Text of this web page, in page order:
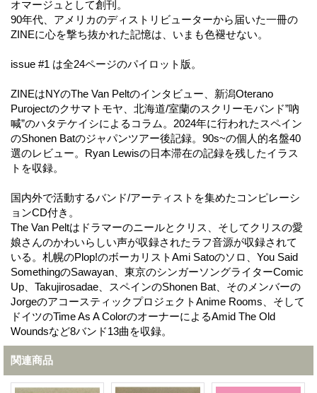
オマージュとして創刊。
90年代、アメリカのディストリビューターから届いた一冊の
ZINEに心を撃ち抜かれた記憶は、いまも色褪せない。
issue #1 は全24ページのパイロット版。
ZINEはNYのThe Van Peltのインタビュー、新潟Oterano
Purojectのクサマトモヤ、北海道/室蘭のスクリーモバンド”吶
喊”のハタテケイシによるコラム。2024年に行われたスペイン
のShonen Batのジャパンツアー後記録。90s~の個人的名盤40
選のレビュー。Ryan Lewisの日本滞在の記録を残したイラス
トを収録。
国内外で活動するバンド/アーティストを集めたコンピレーシ
ョンCD付き。
The Van Peltはドラマーのニールとクリス、そしてクリスの愛
娘さんのかわいらしい声が収録されたラフ音源が収録されて
いる。札幌のPlop!のボーカリストAmi Satoのソロ、You Said
SomethingのSawayan、東京のシンガーソングライターComic
Up、Takujirosadae、スペインのShonen Bat、そのメンバーの
JorgeのアコースティックプロジェクトAnime Rooms、そして
ドイツのTime As A ColorのオーナーによるAmid The Old
Woundsなど8バンド13曲を収録。
関連商品